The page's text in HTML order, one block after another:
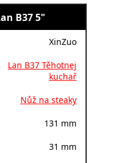
B37 5"
XinZuo
Lan B37 Těhotnej
kuchař
Nůž na steaky
131 mm
31 mm